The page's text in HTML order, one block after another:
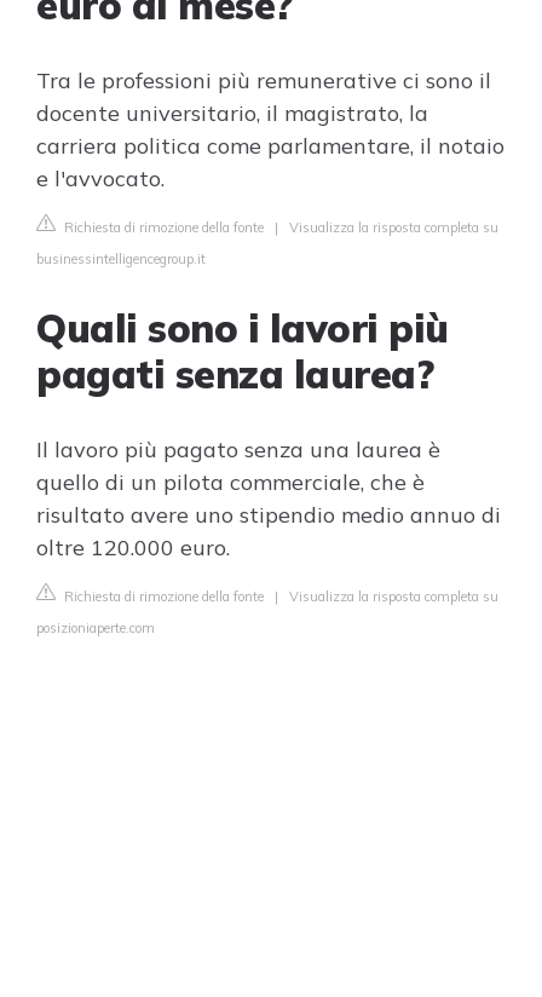
Tra le professioni più remunerative ci sono il
docente universitario, il magistrato, la
carriera politica come parlamentare, il notaio
e l'avvocato.
Richiesta di rimozione della fonte | Visualizza la risposta completa su
businessintelligencegroup.it
Quali sono i lavori più
pagati senza laurea?
Il lavoro più pagato senza una laurea è
quello di un pilota commerciale, che è
risultato avere uno stipendio medio annuo di
oltre 120.000 euro.
Richiesta di rimozione della fonte | Visualizza la risposta completa su
posizioniaperte.com